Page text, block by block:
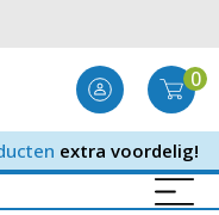
0
extra voordelig!